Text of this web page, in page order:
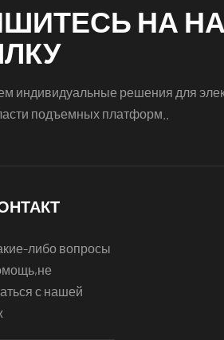
НА
индивидуальные решения для
подъемных платформ..
либо вопросы
с нашей